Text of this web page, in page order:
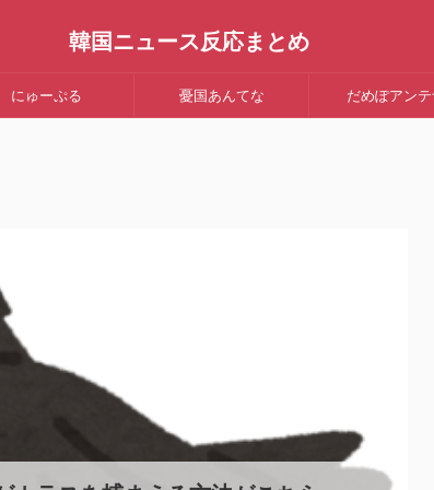
韓国ニュース反応まとめ
にゅーぷる 憂国あんてな だめぽアンテ